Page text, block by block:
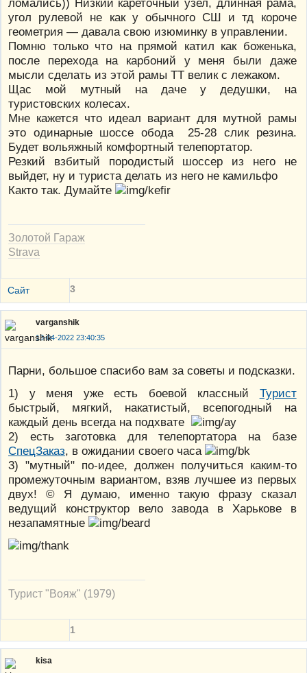
угол рулевой не как у обычного СШ и тд короче
геометрия — давала свою изюминку в управлении.
Помню только что на прямой катил как боженька,
после перехода на карбоний у меня были даже
мысли сделать из этой рамы ТТ велик с лежаком.
Щас мой мутный на даче у дедушки, на
туристовских колесах.
Мне кажется что идеал вариант для мутной рамы
это одинарные шоссе обода 25-28 слик резина.
Будет вольяжный комфортный телепортатор.
Резкий взбитый породистый шоссер из него не
выйдет, ну и туриста делать из него не камильфо
Както так. Думайте
Золотой Гараж
Strava
Сайт 3
varganshik
13-04-2022 23:40:35
Парни, большое спасибо вам за советы и подсказки.
1) у меня уже есть боевой классный Турист
быстрый, мягкий, накатистый, всепогодный на
каждый день всегда на подхвате
2) есть заготовка для телепортатора на базе
CпецЗаказ, в ожидании своего часа
3) "мутный" по-идее, должен получиться каким-то
промежуточным вариантом, взяв лучшее из первых
двух! © Я думаю, именно такую фразу сказал
ведущий конструктор вело завода в Харькове в
незапамятные
Турист "Вояж" (1979)
1
kisa